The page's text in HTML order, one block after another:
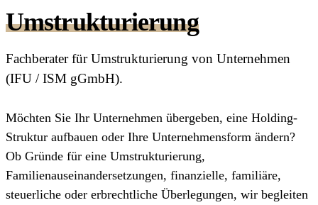
Umstrukturierung
Fachberater für Umstrukturierung von Unternehmen
(IFU / ISM gGmbH).
Möchten Sie Ihr Unternehmen übergeben, eine Holding-
Struktur aufbauen oder Ihre Unternehmensform ändern?
Ob Gründe für eine Umstrukturierung,
Familienauseinandersetzungen, finanzielle, familiäre,
steuerliche oder erbrechtliche Überlegungen, wir begleiten